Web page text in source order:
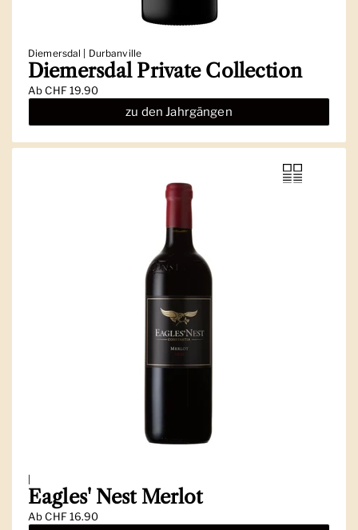
Diemersdal | Durbanville
Diemersdal Private Collection
AbCHF 19.90
zu den Jahrgängen
Eagles' Nest Merlot
AbCHF 16.90